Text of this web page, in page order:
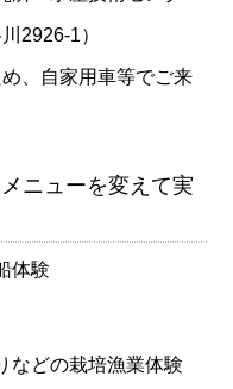
2926-1）
、自家用車等でご来
ニューを変えて実
体験
などの栽培漁業体験